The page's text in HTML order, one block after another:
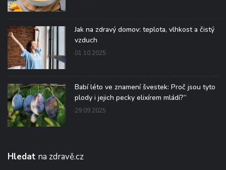
Jak na zdravý domov: teplota, vlhkost a čistý
vzduch
01.10.2025
Babí léto ve znamení švestek: Proč jsou tyto
plody i jejich pecky elixírem mládí?“
29.09.2025
Hledat na zdravě.cz